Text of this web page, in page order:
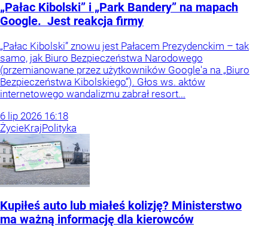
„Pałac Kibolski” i „Park Bandery” na mapach
Google. Jest reakcja firmy
„Pałac Kibolski” znowu jest Pałacem Prezydenckim – tak
samo, jak Biuro Bezpieczeństwa Narodowego
(przemianowane przez użytkowników Google'a na „Biuro
Bezpieczeństwa Kibolskiego”). Głos ws. aktów
internetowego wandalizmu zabrał resort...
6 lip 2026 16:18
ŻycieKrajPolityka
Kupiłeś auto lub miałeś kolizję? Ministerstwo
ma ważną informację dla kierowców